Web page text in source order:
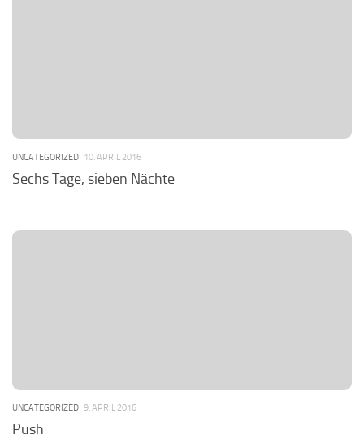
UNCATEGORIZED 10. APRIL 2016
Sechs Tage, sieben Nächte
UNCATEGORIZED 9. APRIL 2016
Push